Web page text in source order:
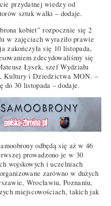
przydatnej wiedzy od
sztuk walki – dodaje.
kobiet” rozpocznie się 2
w zajęciach wyraziło prawie
zakończyła się 10 listopada,
zdecydowaliśmy się
Łysek, szef Wydziału
Kultury i Dziedzictwa MON. –
do 30 listopada – dodaje.
odbędą się aż w 46
prowadzono je w 30
wojskowych i uczelniach
zarówno w dużych
Wrocławiu, Poznaniu,
miejscowościach, takich jak